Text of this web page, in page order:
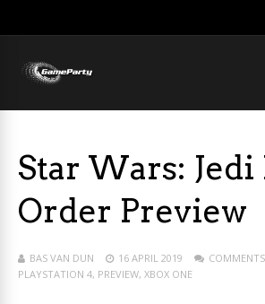
Star Wars: Jedi
Order Preview
BAS VAN DUN 16 APRIL 2019
PLAYSTATION 4, PREVIEW, XBOX ONE